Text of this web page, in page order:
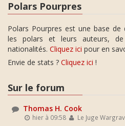
Polars Pourpres
Polars Pourpres est une base
les polars et leurs auteurs,
nationalités. Cliquez ici pour en
Envie de stats ? Cliquez ici !
Sur le forum
Thomas H. Cook
hier à 09:58 Le Juge